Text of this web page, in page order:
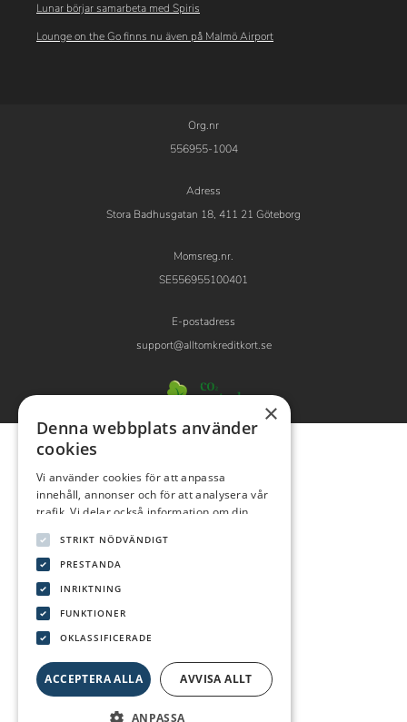
Lunar börjar samarbeta med Spiris
Lounge on the Go finns nu även på Malmö Airport
Org.nr
556955-1004
Adress
Stora Badhusgatan 18, 411 21 Göteborg
Momsreg.nr.
SE556955100401
E-postadress
support@alltomkreditkort.se
×
Denna webbplats använder
cookies
Vi använder cookies för att anpassa
innehåll, annonser och för att analysera vår
trafik. Vi delar också information om din
reklam- och analyspartners som kan
kombinera den med annan information som
du har tillhandahållit dem eller som de har
samlat in från din användning av deras
tjänster.Integritetspolicy
STRIKT NÖDVÄNDIGT
PRESTANDA
INRIKTNING
FUNKTIONER
OKLASSIFICERADE
ACCEPTERA ALLA AVVISA ALLT
ANPASSA